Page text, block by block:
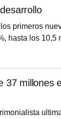
primeros
hasta los
las líneas de
aglutina un
están en
37 millones